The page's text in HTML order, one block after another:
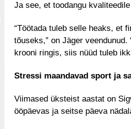
Ja see, et toodangu
“Töötada tuleb selle heaks, et
tõuseks,” on Jäger
krooni ringis, siis nüüd tuleb
Stressi maandavad sport ja
Viimased üksteist aastat on
ööpäevas ja seitse päeva